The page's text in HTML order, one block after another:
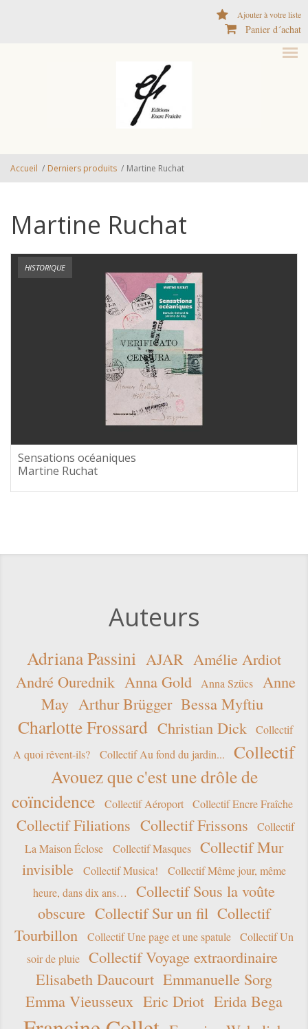
Ajouter à votre liste
Panier d´achat
Accueil / Derniers produits / Martine Ruchat
Martine Ruchat
HISTORIQUE
Sensations océaniques
Martine Ruchat
Auteurs
Adriana Passini AJAR Amélie Ardiot
André Ourednik Anna Gold Anna Szücs
Anne
May Arthur Brügger Bessa Myftiu
Charlotte Frossard Christian Dick
Collectif
A quoi rêvent-ils?
Collectif Au fond du jardin...
Collectif
Avouez que c'est une drôle de
coïncidence
Collectif Aéroport Collectif Encre Fraîche
Collectif Filiations Collectif Frissons
Collectif
La Maison Éclose
Collectif Masques
Collectif Mur
invisible
Collectif Musica!
Collectif Même jour, même
heure, dans dix ans…
Collectif Sous la voûte
obscure Collectif Sur un fil Collectif
Tourbillon
Collectif Une page et une spatule
Collectif Un
soir de pluie
Collectif Voyage extraordinaire
Elisabeth Daucourt Emmanuelle Sorg
Emma Vieusseux Eric Driot Erida Bega